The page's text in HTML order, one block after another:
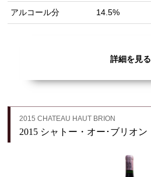
アルコール分 14.5%
詳細を見る
2015 CHATEAU HAUT BRION
2015 シャトー・オー･ブリオン